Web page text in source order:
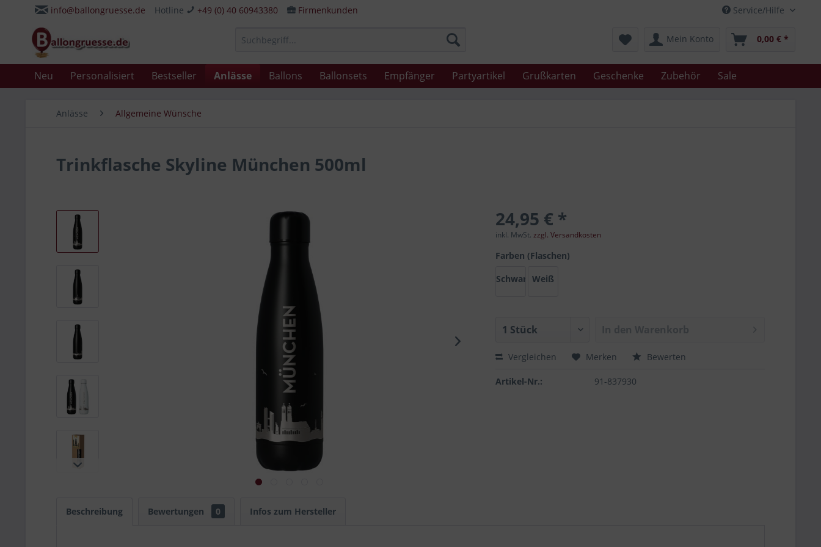
Service/Hilfe
info@ballongruesse.de Hotline +49 (0) 40 60943380 Firmenkunden
Mein Konto 0,00 € *
Neu Personalisiert Bestseller Anlässe Ballons Ballonsets Empfänger Partyartikel Grußkarten Geschenke Zubehör Sale
Anlässe Allgemeine Wünsche
Trinkflasche Skyline München 500ml
24,95 € *
inkl. MwSt.zzgl. Versandkosten
Farben (Flaschen)
Schwarz Weiß
Vergleichen Merken Bewerten
Artikel-Nr.: 91-837930
Beschreibung Bewertungen 0 Infos zum Hersteller